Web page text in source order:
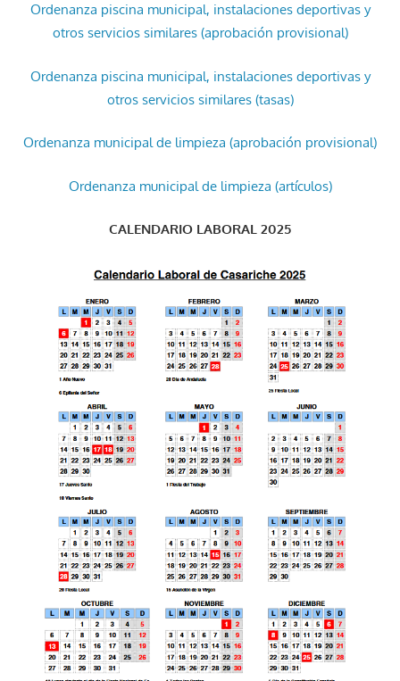
Ordenanza piscina municipal, instalaciones deportivas y
otros servicios similares (aprobación provisional)
Ordenanza piscina municipal, instalaciones deportivas y
otros servicios similares (tasas)
Ordenanza municipal de limpieza (aprobación provisional)
Ordenanza municipal de limpieza (artículos)
CALENDARIO LABORAL 2025